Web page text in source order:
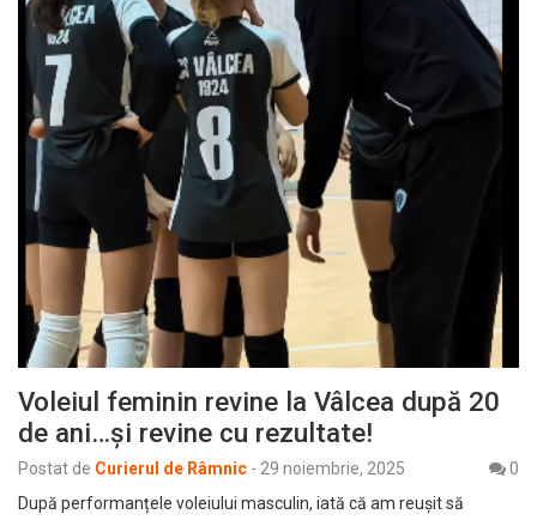
Voleiul feminin revine la Vâlcea după 20
de ani…și revine cu rezultate!
Postat de Curierul de Râmnic - 29 noiembrie, 2025
0
După performanțele voleiului masculin, iată că am reușit să